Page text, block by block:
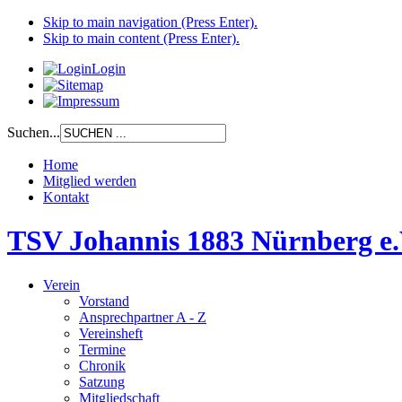
Skip to main navigation (Press Enter).
Skip to main content (Press Enter).
Login
Suchen...
Home
Mitglied werden
Kontakt
TSV Johannis 1883 Nürnberg
Verein
Vorstand
Ansprechpartner A - Z
Vereinsheft
Termine
Chronik
Satzung
Mitgliedschaft